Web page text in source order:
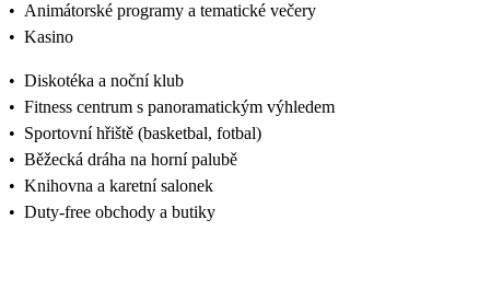
• Animátorské programy a tematické večery
• Kasino
• Diskotéka a noční klub
• Fitness centrum s panoramatickým výhledem
• Sportovní hřiště (basketbal, fotbal)
• Běžecká dráha na horní palubě
• Knihovna a karetní salonek
• Duty-free obchody a butiky